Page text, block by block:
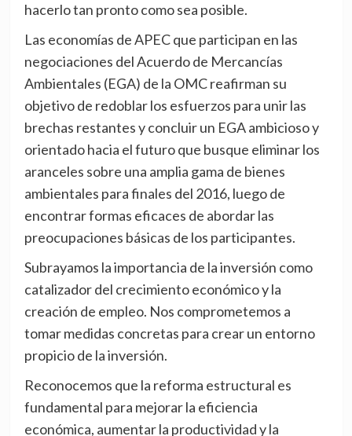
hacerlo tan pronto como sea posible.
Las economías de APEC que participan en las
negociaciones del Acuerdo de Mercancías
Ambientales (EGA) de la OMC reafirman su
objetivo de redoblar los esfuerzos para unir las
brechas restantes y concluir un EGA ambicioso y
orientado hacia el futuro que busque eliminar los
aranceles sobre una amplia gama de bienes
ambientales para finales del 2016, luego de
encontrar formas eficaces de abordar las
preocupaciones básicas de los participantes.
Subrayamos la importancia de la inversión como
catalizador del crecimiento económico y la
creación de empleo. Nos comprometemos a
tomar medidas concretas para crear un entorno
propicio de la inversión.
Reconocemos que la reforma estructural es
fundamental para mejorar la eficiencia
económica, aumentar la productividad y la